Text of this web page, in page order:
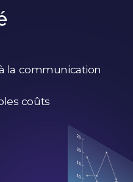
la communication
coûts